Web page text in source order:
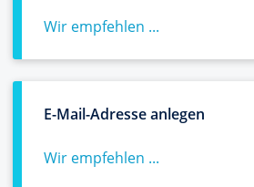
Wir empfehlen ...
E-Mail-Adresse anlegen
Wir empfehlen ...